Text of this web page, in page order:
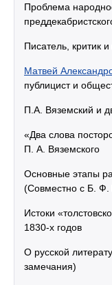
Проблема
Писатель, критик
Матвей
публицист и
П.А. Вяземский и
«Два слова
П. А. Вяземского
Основные этапы
(Совместно с Б.
Истоки
1830-х годов
О русской
замечания)